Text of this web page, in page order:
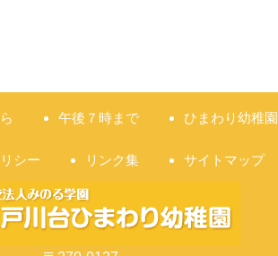
午後７時まで ひまわり幼稚園
シー リンク集 サイトマップ